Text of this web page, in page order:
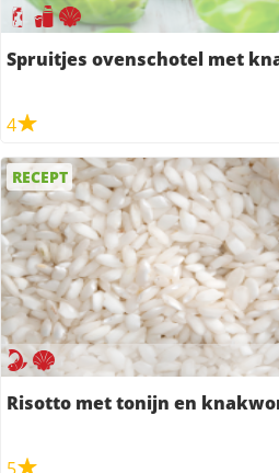
Spruitjes ovenschotel met
4
RECEPT
Risotto met tonijn en